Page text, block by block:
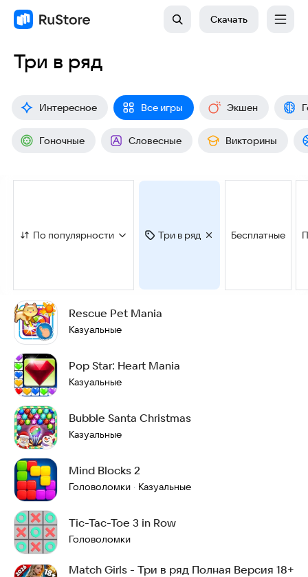
Скачать
Три в ряд
Интересное Все игры Экшен
Гоночные Словесные Викторины
По популярности Три в ряд Бесплатные
Rescue Pet Mania
Казуальные
Pop Star: Heart Mania
Казуальные
Bubble Santa Christmas
Казуальные
Mind Blocks 2
Головоломки · Казуальные
Tic-Tac-Toe 3 in Row
Головоломки
Match Girls - Три в ряд Полная Версия 18+